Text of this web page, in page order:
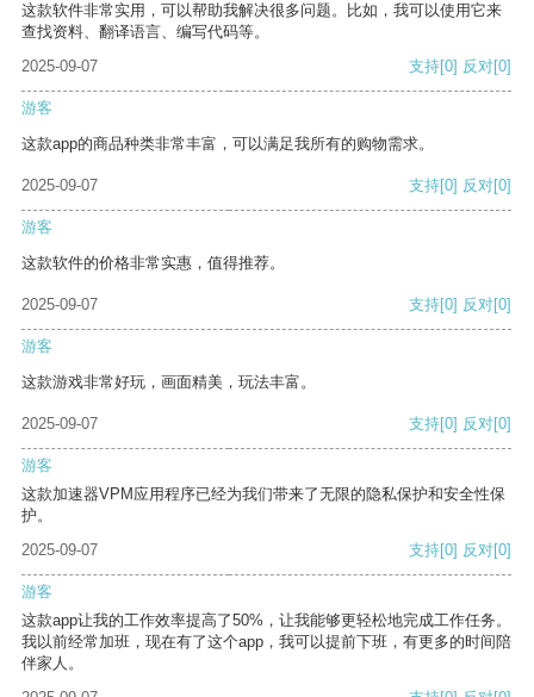
这款软件非常实用，可以帮助我解决很多问题。比如，我可以使用它来
查找资料、翻译语言、编写代码等。
2025-09-07
支持[0] 反对[0]
游客
这款app的商品种类非常丰富，可以满足我所有的购物需求。
2025-09-07 支持[0] 反对[0]
游客
这款软件的价格非常实惠，值得推荐。
2025-09-07 支持[0] 反对[0]
游客
这款游戏非常好玩，画面精美，玩法丰富。
2025-09-07 支持[0] 反对[0]
游客
这款加速器VPM应用程序已经为我们带来了无限的隐私保护和安全性保
护。
2025-09-07
支持[0] 反对[0]
游客
这款app让我的工作效率提高了50%，让我能够更轻松地完成工作任务。
我以前经常加班，现在有了这个app，我可以提前下班，有更多的时间陪
伴家人。